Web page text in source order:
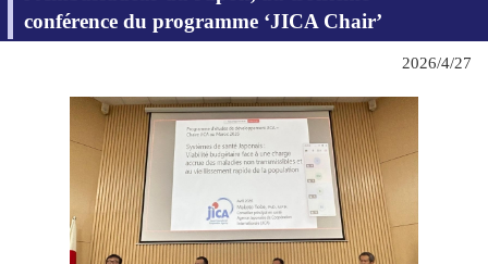
conférence du programme ‘JICA Chair’
2026/4/27